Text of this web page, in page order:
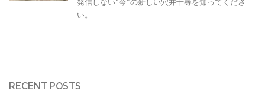
発信しない“今”の新しい穴井千尋を知ってくださ
い。
RECENT POSTS